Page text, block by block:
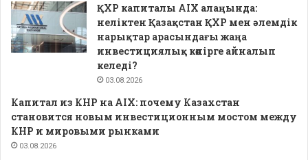
ҚХР капиталы AIX алаңында:
неліктен Қазақстан ҚХР мен әлемдік
нарықтар арасындағы жаңа
инвестициялық көпірге айналып
келеді?
03.08.2026
Капитал из КНР на AIX: почему Казахстан
становится новым инвестиционным мостом между
КНР и мировыми рынками
03.08.2026